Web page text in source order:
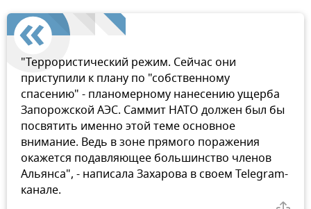
"Террористический режим. Сейчас они
приступили к плану по "собственному
спасению" - планомерному нанесению ущерба
Запорожской АЭС. Саммит НАТО должен был бы
посвятить именно этой теме основное
внимание. Ведь в зоне прямого поражения
окажется подавляющее большинство членов
Альянса", - написала Захарова в своем Telegram-
канале.